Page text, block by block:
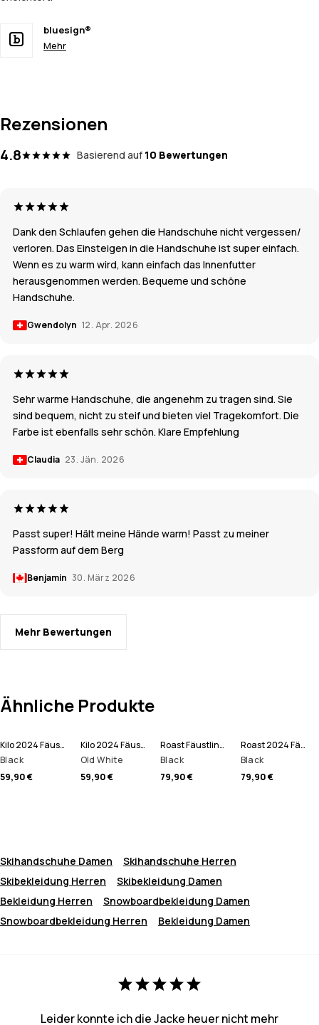
bluesign®
Mehr
Rezensionen
4.8 Basierend auf 10 Bewertungen
Dank den Schlaufen gehen die Handschuhe nicht vergessen/
verloren. Das Einsteigen in die Handschuhe ist super einfach.
Wenn es zu warm wird, kann einfach das Innenfutter
herausgenommen werden. Bequeme und schöne
Handschuhe.
Gwendolyn 12. Apr. 2026
Sehr warme Handschuhe, die angenehm zu tragen sind. Sie
sind bequem, nicht zu steif und bieten viel Tragekomfort. Die
Farbe ist ebenfalls sehr schön. Klare Empfehlung
Claudia 23. Jän. 2026
Passt super! Hält meine Hände warm! Passt zu meiner
Passform auf dem Berg
Benjamin 30. März 2026
Mehr Bewertungen
Ähnliche Produkte
Kilo 2024 Fäustlinge
Black
59,90 €
Kilo 2024 Fäustlinge
Old White
59,90 €
Roast Fäustlinge
Black
79,90 €
Roast 2024 Fäustlinge
Black
79,90 €
Skihandschuhe Damen
Skihandschuhe Herren
Skibekleidung Herren
Skibekleidung Damen
Bekleidung Herren
Snowboardbekleidung Damen
Snowboardbekleidung Herren
Bekleidung Damen
Leider konnte ich die Jacke heuer nicht mehr